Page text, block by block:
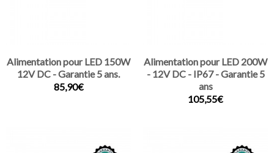
Alimentation pour LED 150W
12V DC - Garantie 5 ans.
85,90€
Alimentation pour LED 200W
- 12V DC - IP67 - Garantie 5
ans
105,55€